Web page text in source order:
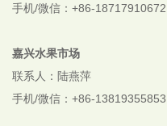
手机/微信：+86-18717910672
嘉兴水果市场
联系人：陆燕萍
手机/微信：+86-13819355853